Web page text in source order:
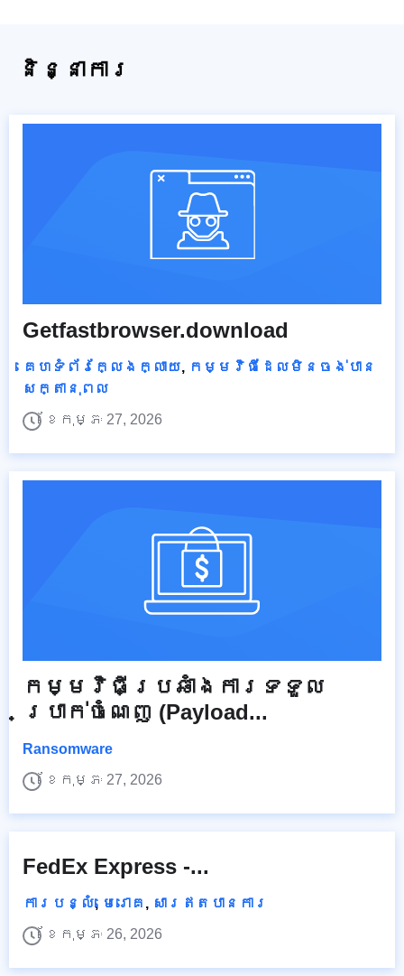
និន្នាការ
Getfastbrowser.download
គេហទំព័រក្លែងក្លាយ, កម្មវិធីដែលមិនចង់បាន
សក្តានុពល
ខែកុម្ភៈ 27, 2026
កម្មវិធី​ប្រឆាំង​ការ​ទទួល​
ប្រាក់​ចំណេញ (Payload...
Ransomware
ខែកុម្ភៈ 27, 2026
FedEx Express -...
ការបន្លំ, មេរោគ , សារឥតបានការ
ខែកុម្ភៈ 26, 2026